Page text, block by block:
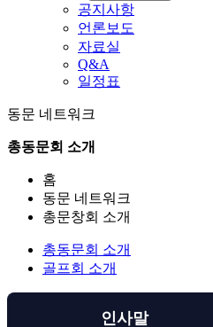
공지사항
언론보도
자료실
Q&A
일정표
동문 네트워크
총동문회 소개
홈
동문 네트워크
총문창회 소개
총동문회 소개
골프회 소개
인사말